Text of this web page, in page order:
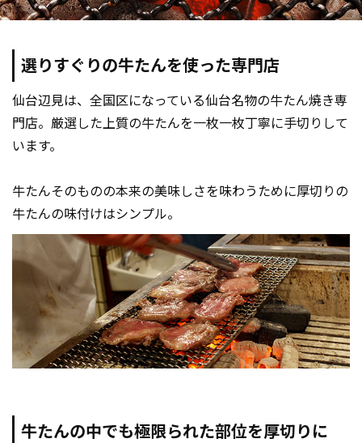
選りすぐりの牛たんを使った専門店
仙台辺見は、全国区になっている仙台名物の牛たん焼き専
門店。厳選した上質の牛たんを一枚一枚丁寧に手切りして
います。
牛たんそのものの本来の美味しさを味わうために厚切りの
牛たんの味付けはシンプル。
牛たんの中でも極限られた部位を厚切りに